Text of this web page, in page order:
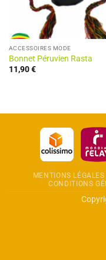
ACCESSOIRES MODE
Bonnet Péruvien Rasta
11,90€
MENTIONS LÉGALES
CONDITIONS